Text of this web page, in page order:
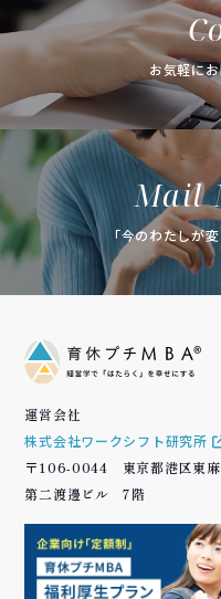
お気軽に
Mail
「今のわたしが
運営会社
株式会社ワークシフト研究所
〒106-0044 東京都港区東
第二渡邊ビル 7階